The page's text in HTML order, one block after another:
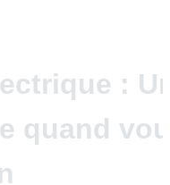
:
quand